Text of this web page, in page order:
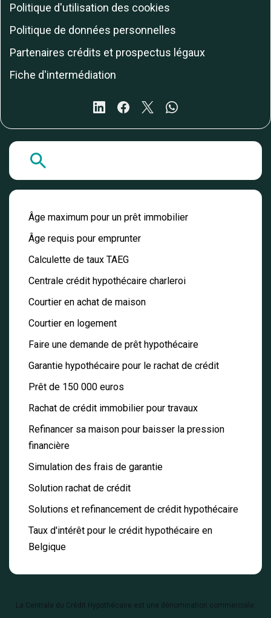
Politique d'utilisation des cookies
Politique de données personnelles
Partenaires crédits et prospectus légaux
Fiche d'intermédiation
Âge maximum pour un prêt immobilier
Âge requis pour emprunter
Calculette de taux TAEG
Centrale crédit hypothécaire charleroi
Courtier en achat de maison
Courtier en logement
Faire une demande de prêt hypothécaire
Garantie hypothécaire pour le rachat de crédit
Prêt de 150 000 euros
Rachat de crédit immobilier pour travaux
Refinancer sa maison pour baisser la pression
financière
Simulation des frais de garantie
Solution rachat de crédit
Solutions et refinancement de crédit hypothécaire
Taux d'intérêt pour le crédit hypothécaire en
Belgique
La Centrale du Crédit Hypothécaire est une dénomination commerciale.